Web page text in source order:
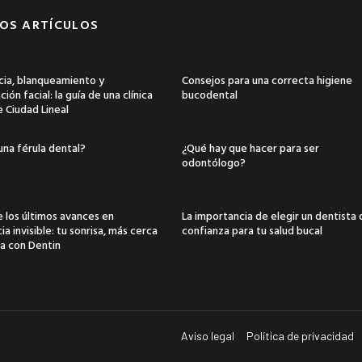
ARTÍCULOS
blanqueamiento y
facial: la guía de una clínica
Lineal
Consejos para una correcta higiene
bucodental
férula dental?
¿Qué hay que hacer para ser
odontólogo?
los últimos avances en
invisible: tu sonrisa, más cerca
con Dentin
La importancia de elegir un dentista
confianza para tu salud bucal
Aviso legal Política de privacidad